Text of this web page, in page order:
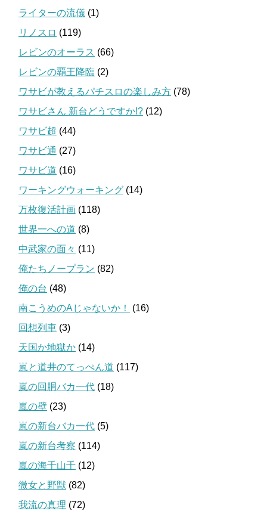
ライターの流儀 (1)
リノスロ (119)
レビンのオーラス (66)
レビンの覇王降臨 (2)
ワサビが教えるパチスロの楽しみ方 (78)
ワサビさん 新台どうですか!? (12)
ワサビ超 (44)
ワサビ通 (27)
ワサビ道 (16)
ワーキングウォーキング (14)
万枚復活計画 (118)
世界一への道 (8)
中武家の面々 (11)
俺たちノープラン (82)
俺の台 (48)
南こうめのAじゃないか！
(16)
回想列車 (3)
天国か地獄か (14)
嵐と道井のてっぺん道 (117)
嵐の回胴バカ一代 (18)
嵐の壁 (23)
嵐の新台バカ一代 (5)
嵐の新台考察 (114)
嵐の海千山千 (12)
微女と野獣 (82)
我流の真理 (72)